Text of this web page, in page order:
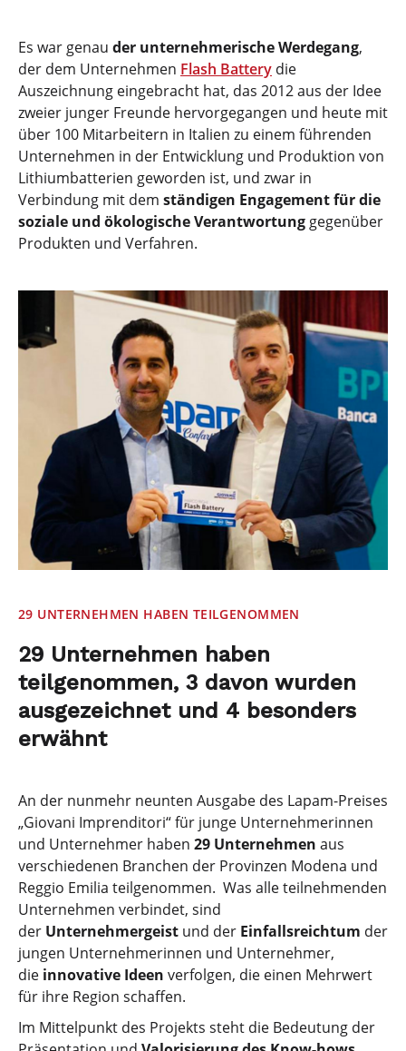
Es war genau der unternehmerische Werdegang,
der dem Unternehmen Flash Battery die
Auszeichnung eingebracht hat, das 2012 aus der Idee
zweier junger Freunde hervorgegangen und heute mit
über 100 Mitarbeitern in Italien zu einem führenden
Unternehmen in der Entwicklung und Produktion von
Lithiumbatterien geworden ist, und zwar in
Verbindung mit dem ständigen Engagement für die
soziale und ökologische Verantwortung gegenüber
Produkten und Verfahren.
29 UNTERNEHMEN HABEN TEILGENOMMEN
29 Unternehmen haben
teilgenommen, 3 davon wurden
ausgezeichnet und 4 besonders
erwähnt
An der nunmehr neunten Ausgabe des Lapam-Preises
„Giovani Imprenditori“ für junge Unternehmerinnen
und Unternehmer haben 29 Unternehmen aus
verschiedenen Branchen der Provinzen Modena und
Reggio Emilia teilgenommen. Was alle teilnehmenden
Unternehmen verbindet, sind
der Unternehmergeist und der Einfallsreichtum der
jungen Unternehmerinnen und Unternehmer,
die innovative Ideen verfolgen, die einen Mehrwert
für ihre Region schaffen.
Im Mittelpunkt des Projekts steht die Bedeutung der